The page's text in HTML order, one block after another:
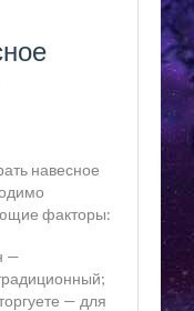
навесное
факторы:
—
— для